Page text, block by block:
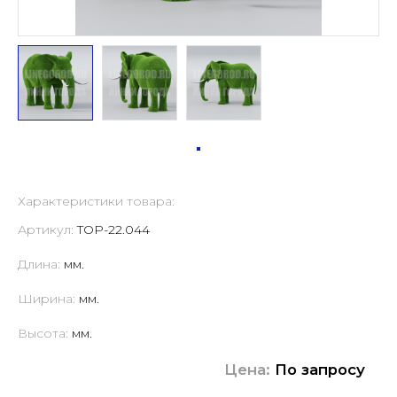
Характеристики товара:
Артикул:TOP-22.044
Длина: мм.
Ширина: мм.
Высота: мм.
Цена: По запросу